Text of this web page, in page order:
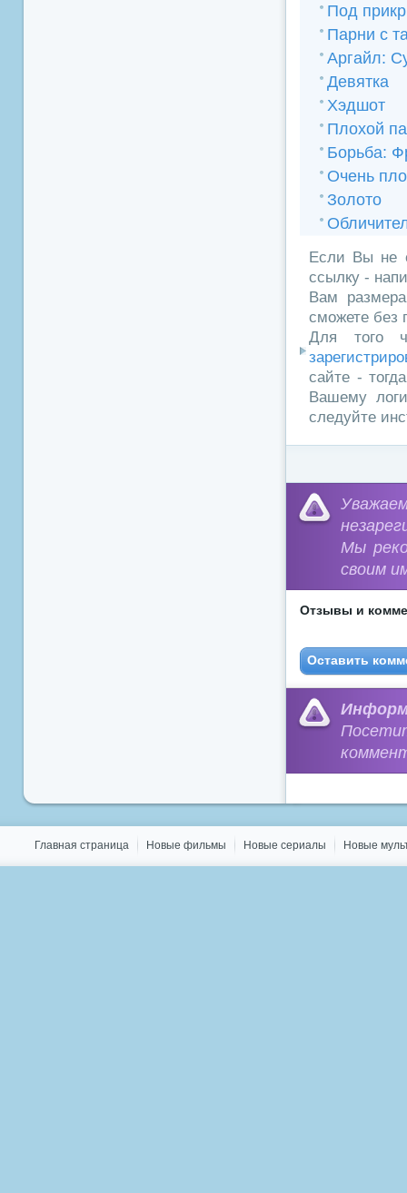
Под
Парни с
Аргайл:
Девятка
Хэдшот
Плохой
Борьба:
Очень
Золото
Если Вы не
ссылку -
Вам
сможете без
Для того
сайте -
Вашему
следуйте
Мы
своим
Отзывы и
Оставить
Главная страница Новые фильмы Новые сериалы Новые